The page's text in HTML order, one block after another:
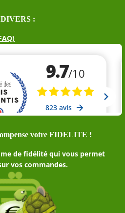
DIVERS :
votre FIDELITE !
de fidélité qui vous permet
vos commandes.